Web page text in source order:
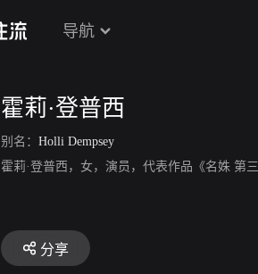
导航
霍莉·登普西
别名： Holli Dempsey
霍莉·登普西，女，演员，代表作品《名姝 第
分享